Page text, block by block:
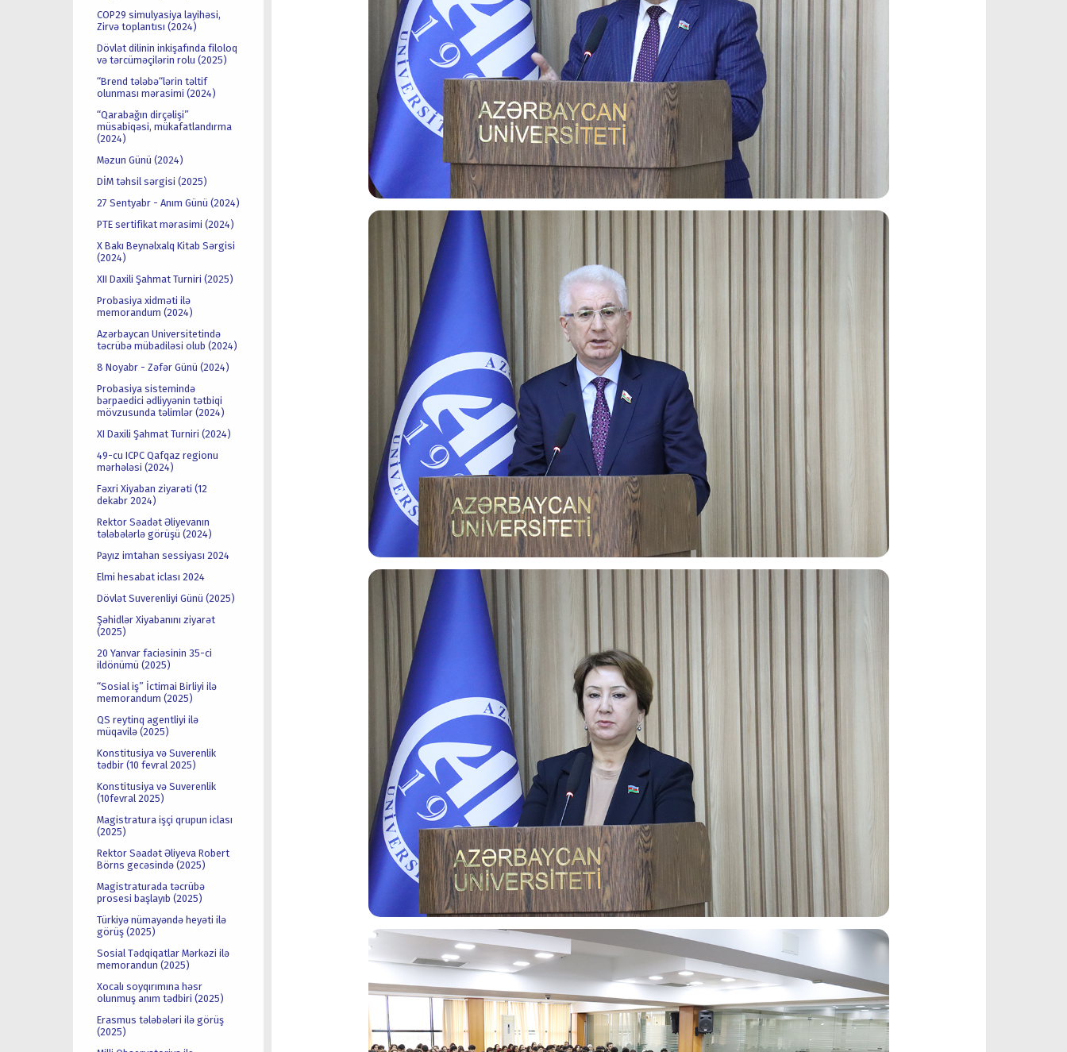
COP29 simulyasiya layihəsi,
Zirvə toplantısı (2024)
Dövlət dilinin inkişafında filoloq
və tərcüməçilərin rolu (2025)
“Brend tələbə“lərin təltif
olunması mərasimi (2024)
“Qarabağın dirçəlişi”
müsabiqəsi, mükafatlandırma
(2024)
Məzun Günü (2024)
DİM təhsil sərgisi (2025)
27 Sentyabr - Anım Günü (2024)
PTE sertifikat mərasimi (2024)
X Bakı Beynəlxalq Kitab Sərgisi
(2024)
XII Daxili Şahmat Turniri (2025)
Probasiya xidməti ilə
memorandum (2024)
Azərbaycan Universitetində
təcrübə mübadiləsi olub (2024)
8 Noyabr - Zəfər Günü (2024)
Probasiya sistemində
bərpaedici ədliyyənin tətbiqi
mövzusunda təlimlər (2024)
XI Daxili Şahmat Turniri (2024)
49-cu ICPC Qafqaz regionu
mərhələsi (2024)
Fəxri Xiyaban ziyarəti (12
dekabr 2024)
Rektor Səadət Əliyevanın
tələbələrlə görüşü (2024)
Payız imtahan sessiyası 2024
Elmi hesabat iclası 2024
Dövlət Suverenliyi Günü (2025)
Şəhidlər Xiyabanını ziyarət
(2025)
20 Yanvar faciəsinin 35-ci
ildönümü (2025)
“Sosial iş” İctimai Birliyi ilə
memorandum (2025)
QS reytinq agentliyi ilə
müqavilə (2025)
Konstitusiya və Suverenlik
tədbir (10 fevral 2025)
Konstitusiya və Suverenlik
(10fevral 2025)
Magistratura işçi qrupun iclası
(2025)
Rektor Səadət Əliyeva Robert
Börns gecəsində (2025)
Magistraturada təcrübə
prosesi başlayıb (2025)
Türkiyə nümayəndə heyəti ilə
görüş (2025)
Sosial Tədqiqatlar Mərkəzi ilə
memorandun (2025)
Xocalı soyqırımına həsr
olunmuş anım tədbiri (2025)
Erasmus tələbələri ilə görüş
(2025)